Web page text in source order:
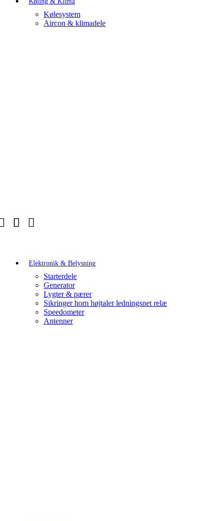
Kølesystem
Aircon & klimadele
Elektronik & Belysning
Starterdele
Generator
Lygter & pærer
Sikringer horn højtaler ledningsnet relæ
Speedometer
Antenner